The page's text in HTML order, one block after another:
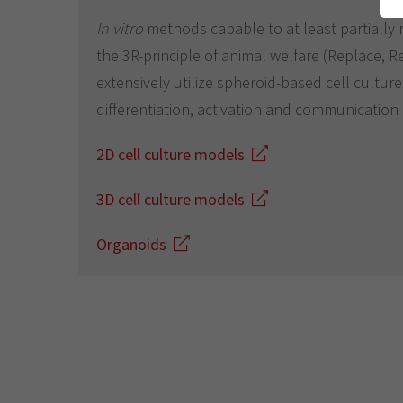
In vitro methods capable to at least
the 3R-principle of animal welfare (Replace,
extensively utilize spheroid-based cell
differentiation, activation and communication
2D cell culture models
3D cell culture models
Organoids